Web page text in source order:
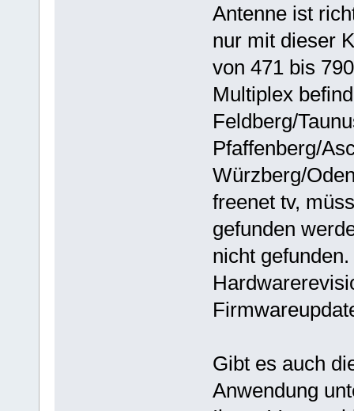
Antenne ist
nur mit dieser
von 471 bis
Multiplex
Feldberg/
Pfaffenberg/
Würzberg/
freenet tv,
gefunden
nicht
Gibt es auch
Anwendung